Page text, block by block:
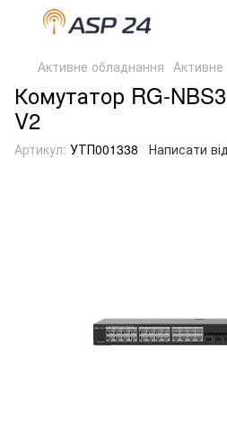
Активне обладнання
Комутатор RG-
V2
Артикул: УТП001338 Написати